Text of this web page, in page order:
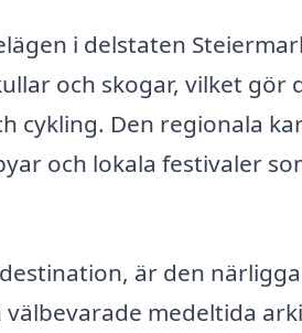
i delstaten
och skogar, vilket gör
cykling. Den regionala
och lokala festivaler
är den
medeltida